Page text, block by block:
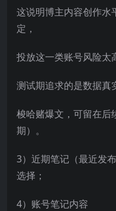
这说明博主内容创作水
定，
投放这一类账号风险太
测试期追求的是数据真
梭哈赌爆文，可留在后
期）。
3）近期笔记（最近发
选择；
4）账号笔记内容